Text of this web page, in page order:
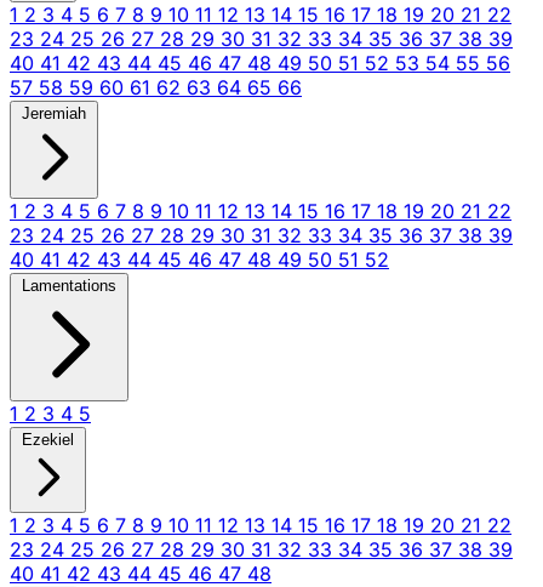
1 2 3 4 5 6 7 8 9 10 11 12 13 14 15 16 17 18 19 20 21 22
23 24 25 26 27 28 29 30 31 32 33 34 35 36 37 38 39
40 41 42 43 44 45 46 47 48 49 50 51 52 53 54 55 56
57 58 59 60 61 62 63 64 65 66
Jeremiah
1 2 3 4 5 6 7 8 9 10 11 12 13 14 15 16 17 18 19 20 21 22
23 24 25 26 27 28 29 30 31 32 33 34 35 36 37 38 39
40 41 42 43 44 45 46 47 48 49 50 51 52
Lamentations
1 2 3 4 5
Ezekiel
1 2 3 4 5 6 7 8 9 10 11 12 13 14 15 16 17 18 19 20 21 22
23 24 25 26 27 28 29 30 31 32 33 34 35 36 37 38 39
40 41 42 43 44 45 46 47 48